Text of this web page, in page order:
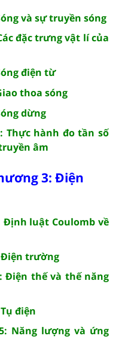
và sự truyền sóng
đặc trưng vật lí của
điện từ
thoa sóng
dừng
Thực hành đo tần số
âm
3: Điện
Định luật Coulomb về
Điện trường
Điện thế và thế năng
điện
Năng lượng và ứng